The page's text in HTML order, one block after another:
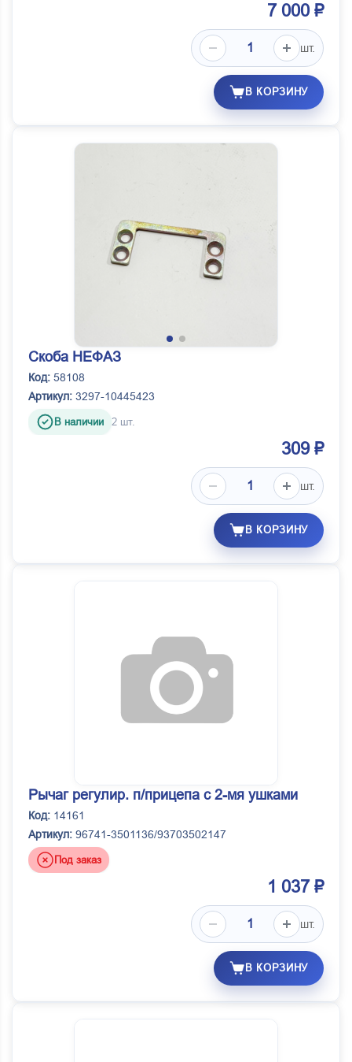
7 000 ₽
шт.
В КОРЗИНУ
Скоба НЕФАЗ
Код: 58108
Артикул: 3297-10445423
В наличии 2 шт.
309 ₽
шт.
В КОРЗИНУ
Рычаг регулир. п/прицепа с 2-мя ушками
Код: 14161
Артикул: 96741-3501136/93703502147
Под заказ
1 037 ₽
шт.
В КОРЗИНУ